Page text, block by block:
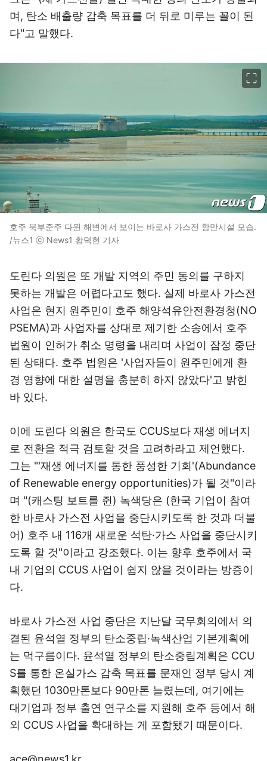
며, 탄소 배출량 감축 목표를 더 뒤로 미루는 꼴이 된
다"고 말했다.
호주 북부준주 다윈 해변에서 보이는 바로사 가스전 항만시설 모습.
/뉴스1 ⓒ News1 황덕현 기자
도린다 의원은 또 개발 지역의 주민 동의를 구하지
못하는 개발은 어렵다고도 했다. 실제 바로사 가스전
사업은 현지 원주민이 호주 해양석유안전환경청(NO
PSEMA)과 사업자를 상대로 제기한 소송에서 호주
법원이 인허가 취소 명령을 내리며 사업이 잠정 중단
된 상태다. 호주 법원은 '사업자들이 원주민에게 환
경 영향에 대한 설명을 충분히 하지 않았다'고 밝힌
바 있다.
이에 도린다 의원은 한국도 CCUS보다 재생 에너지
로 전환을 적극 검토할 것을 고려하라고 제언했다.
그는 "'재생 에너지를 통한 풍성한 기회'(Abundance
of Renewable energy opportunities)가 될 것"이라
며 "(캐스팅 보트를 쥔) 녹색당은 (한국 기업이 참여
한 바로사 가스전 사업을 중단시키도록 한 것과 더불
어) 호주 내 116개 새로운 석탄·가스 사업을 중단시키
도록 할 것"이라고 강조했다. 이는 향후 호주에서 국
내 기업의 CCUS 사업이 쉽지 않을 것이라는 방증이
다.
바로사 가스전 사업 중단은 지난달 국무회의에서 의
결된 윤석열 정부의 탄소중립·녹색산업 기본계획에
는 먹구름이다. 윤석열 정부의 탄소중립계획은 CCU
S를 통한 온실가스 감축 목표를 문재인 정부 당시 계
획했던 1030만톤보다 90만톤 늘렸는데, 여기에는
대기업과 정부 출연 연구소를 지원해 호주 등에서 해
외 CCUS 사업을 확대하는 게 포함됐기 때문이다.